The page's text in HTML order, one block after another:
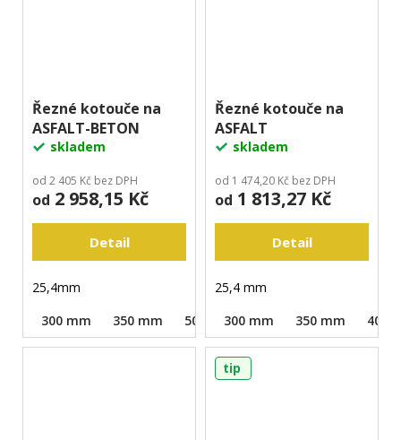
Řezné kotouče na
ASFALT-BETON
skladem
od 2 405 Kč bez DPH
od 2 958,15 Kč
Detail
25,4mm
300 mm
350 mm 500 mm
Řezné kotouče na
ASFALT
skladem
od 1 474,20 Kč bez DPH
od 1 813,27 Kč
Detail
25,4 mm
300 mm
350 mm 400
tip